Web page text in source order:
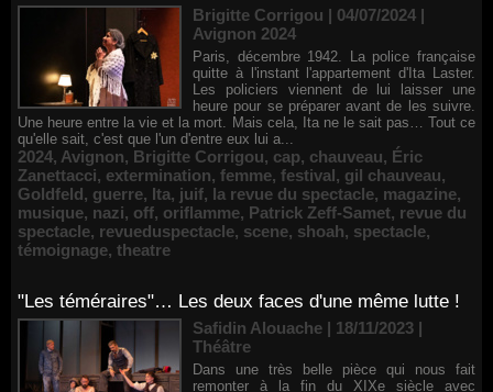
Brigitte Corrigou | 04/07/2024 |
Avignon 2024
Paris, décembre 1942. La police française
quitte à l'instant l'appartement d'Ita Laster.
Les policiers viennent de lui laisser une
heure pour se préparer avant de les suivre.
Une heure entre la vie et la mort. Mais cela, Ita ne le sait pas… Tout ce
qu'elle sait, c'est que l'un d'entre eux lui a...
2024, Avignon, Brigitte Corrigou, cap, chauveau, Éric
Zanettacci, extermination, femme, festival, gil chauveau,
Goldfeld, guerre, Ita, juif, la revue du spectacle, magazine,
musique, nazi, off, oriflamme, Patrick Zeff-Samet, revue du
spectacle, revueduspectacle, scene, shoah, spectacle,
témoignage, theatre
"Les téméraires"… Les deux faces d'une même lutte !
Safidin Alouache | 18/11/2023 |
Théâtre
Dans une très belle pièce qui nous fait
remonter à la fin du XIXe siècle avec